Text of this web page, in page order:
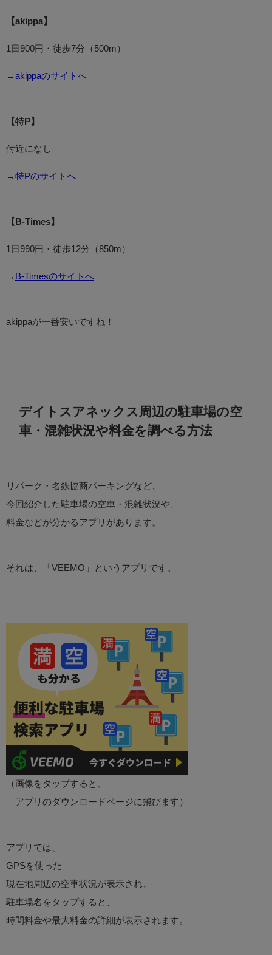
【akippa】
1日900円・徒歩7分（500m）
→ akippaのサイトへ
【特P】
付近になし
→ 特Pのサイトへ
【B-Times】
1日990円・徒歩12分（850m）
→ B-Timesのサイトへ
akippaが一番安いですね！
デイトスアネックス周辺の駐車場の空
車・混雑状況や料金を調べる方法
リパーク・名鉄協商パーキングなど、
今回紹介した駐車場の空車・混雑状況や、
料金などが分かるアプリがあります。
それは、「VEEMO」というアプリです。
（画像をタップすると、
アプリのダウンロードページに飛びます）
アプリでは、
GPSを使った
現在地周辺の空車状況が表示され、
駐車場名をタップすると、
時間料金や最大料金の詳細が表示されます。